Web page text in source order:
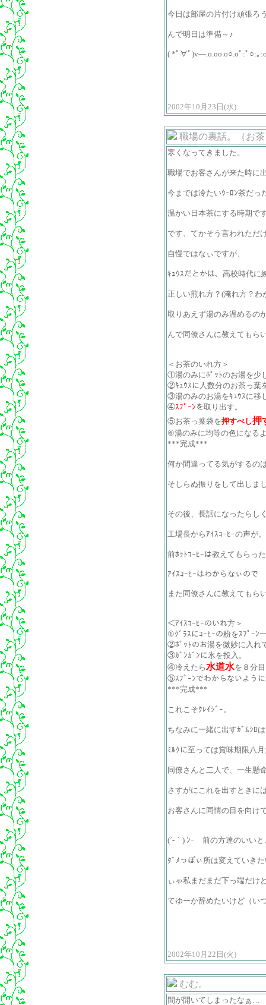
今日は部屋の片付け頑張ろ
んで明日は準備～♪
( *ﾟ∀ﾟ)v―.o.oo.o○.oﾟ:ﾟ○:｡
2002年10月23日(水)
職場の裏話。（お茶
寒くなってきました。
職場でお客さんが来た時に
今までは冷たいｳｰﾛﾝ茶だっ
温かい日本茶にする時期で
です、てかそう言われただ
自慢ではなぃですが、
ｷｭｳｽだとかは、高校時代に
正しい煎れ方？(淹れ方？
取りあえず湯のみ温めるの
んで同僚さんに教えてもら
＜お茶のいれ方＞
①湯のみにﾎﾟｯﾄのお湯を少
②ｷｭｳｽに人数分のお茶っ葉
③湯のみのお湯をｷｭｳｽに移
④ｽﾌﾟｰﾝ を取り出す。
⑤お茶っ葉袋を押すべし押
⑥湯のみに均等の色になる
***完成***
何か間違ってる気がするの
そしらぬ振りをして出しま
その後、長話になったらし
工場長からｱｲｽｺｰﾋｰの声が。
前ﾎｯﾄｺｰﾋｰは教えてもらっ
ｱｲｽｺｰﾋｰはわからなぃので
また同僚さんに教えてもら
＜ｱｲｽｺｰﾋｰのいれ方＞
①ｸﾞﾗｽにｺｰﾋｰの粉をｽﾌﾟｰﾝ
②ﾎﾟｯﾄのお湯を微妙に入れ
③ｶﾞﾝｶﾞﾝに氷を投入。
④冷えたら 水道水を８分
⑤ｽﾌﾟｰﾝでわからないよう
***完成***
これこそｸﾚｲｼﾞｰ。
ちなみに一緒に出すｶﾞﾑｼﾛ
ﾐﾙｸに至っては賞味期限八月
同僚さんと二人で、一生懸
さすがにこれを出すときに
お客さんに同情の目を向け
(´-｀) ﾝｰ 前の方達のいい
ﾀﾞﾒっぽぃ所は変えていき
ぃゃ私まだまだ下っ端だけ
てゆーか辞めたいけど（い
2002年10月22日(火)
むむ。
間が開いてしまったなぁ…